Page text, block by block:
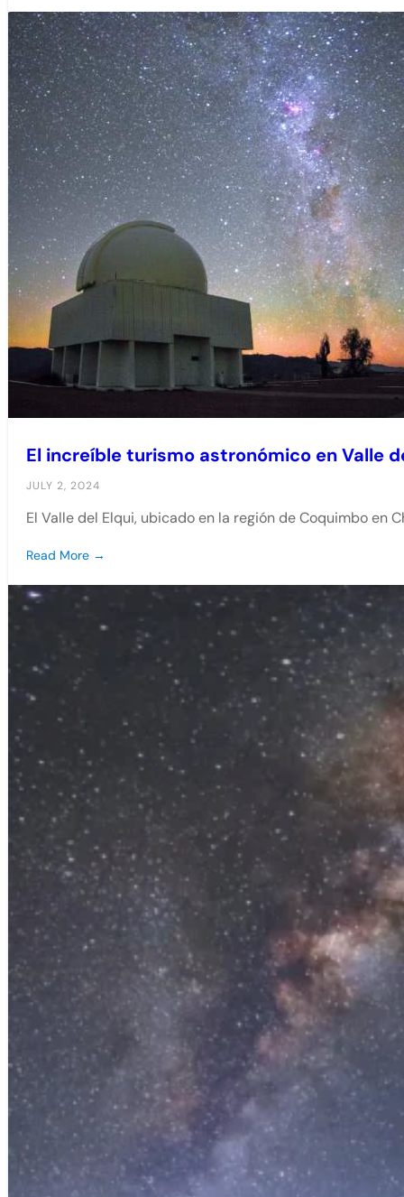
El increíble turismo astronómico en Valle
JULY 2, 2024
El Valle del Elqui, ubicado en la región de Coquimbo en
Read More →